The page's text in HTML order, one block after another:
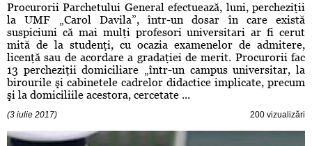
Procurorii Parchetului General efectuează, luni, percheziţii
la UMF „Carol Davila”, într-un dosar în care există
suspiciuni că mai mulţi profesori universitari ar fi cerut
mită de la studenţi, cu ocazia examenelor de admitere,
licenţă sau de acordare a gradaţiei de merit. Procurorii fac
13 percheziţii domiciliare „într-un campus universitar, la
birourile şi cabinetele cadrelor didactice implicate, precum
şi la domiciliile acestora, cercetate ...
(3 iulie 2017) 200 vizualizări